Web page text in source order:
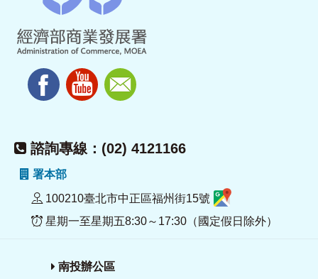
諮詢專線：(02) 4121166
署本部
100210臺北市中正區福州街15號
星期一至星期五8:30～17:30（國定假日除外）
南投辦公區